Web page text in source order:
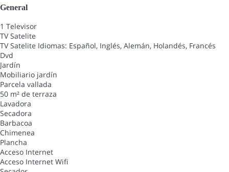
General
1 Televisor
TV Satelite
TV Satelite Idiomas: Español, Inglés, Alemán, Holandés, Francés
Dvd
Jardín
Mobiliario jardín
Parcela vallada
50 m² de terraza
Lavadora
Secadora
Barbacoa
Chimenea
Plancha
Acceso Internet
Acceso Internet Wifi